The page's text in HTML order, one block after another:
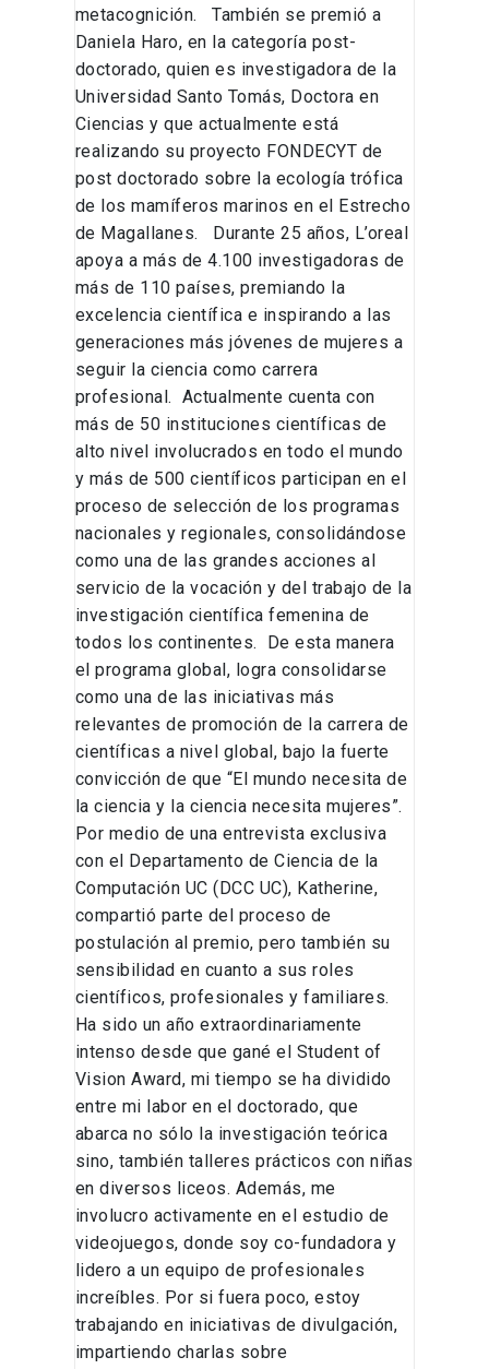
metacognición. También se premió a
Daniela Haro, en la categoría post-
doctorado, quien es investigadora de la
Universidad Santo Tomás, Doctora en
Ciencias y que actualmente está
realizando su proyecto FONDECYT de
post doctorado sobre la ecología trófica
de los mamíferos marinos en el Estrecho
de Magallanes. Durante 25 años, L’oreal
apoya a más de 4.100 investigadoras de
más de 110 países, premiando la
excelencia científica e inspirando a las
generaciones más jóvenes de mujeres a
seguir la ciencia como carrera
profesional. Actualmente cuenta con
más de 50 instituciones científicas de
alto nivel involucrados en todo el mundo
y más de 500 científicos participan en el
proceso de selección de los programas
nacionales y regionales, consolidándose
como una de las grandes acciones al
servicio de la vocación y del trabajo de la
investigación científica femenina de
todos los continentes. De esta manera
el programa global, logra consolidarse
como una de las iniciativas más
relevantes de promoción de la carrera de
científicas a nivel global, bajo la fuerte
convicción de que “El mundo necesita de
la ciencia y la ciencia necesita mujeres”.
Por medio de una entrevista exclusiva
con el Departamento de Ciencia de la
Computación UC (DCC UC), Katherine,
compartió parte del proceso de
postulación al premio, pero también su
sensibilidad en cuanto a sus roles
científicos, profesionales y familiares.
Ha sido un año extraordinariamente
intenso desde que gané el Student of
Vision Award, mi tiempo se ha dividido
entre mi labor en el doctorado, que
abarca no sólo la investigación teórica
sino, también talleres prácticos con niñas
en diversos liceos. Además, me
involucro activamente en el estudio de
videojuegos, donde soy co-fundadora y
lidero a un equipo de profesionales
increíbles. Por si fuera poco, estoy
trabajando en iniciativas de divulgación,
impartiendo charlas sobre